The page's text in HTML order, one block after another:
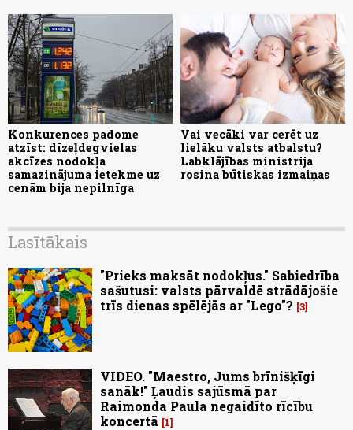
Konkurences padome
atzīst: dīzeļdegvielas
akcīzes nodokļa
samazinājuma ietekme uz
cenām bija nepilnīga
Vai vecāki var cerēt uz
lielāku valsts atbalstu?
Labklājības ministrija
rosina būtiskas izmaiņas
Lasītākais
"Prieks maksāt nodokļus." Sabiedrība
sašutusi: valsts pārvaldē strādājošie
trīs dienas spēlējās ar "Lego"? 3
VIDEO. "Maestro, Jums brīnišķīgi
sanāk!" Ļaudis sajūsmā par
Raimonda Paula negaidīto rīcību
koncertā
1